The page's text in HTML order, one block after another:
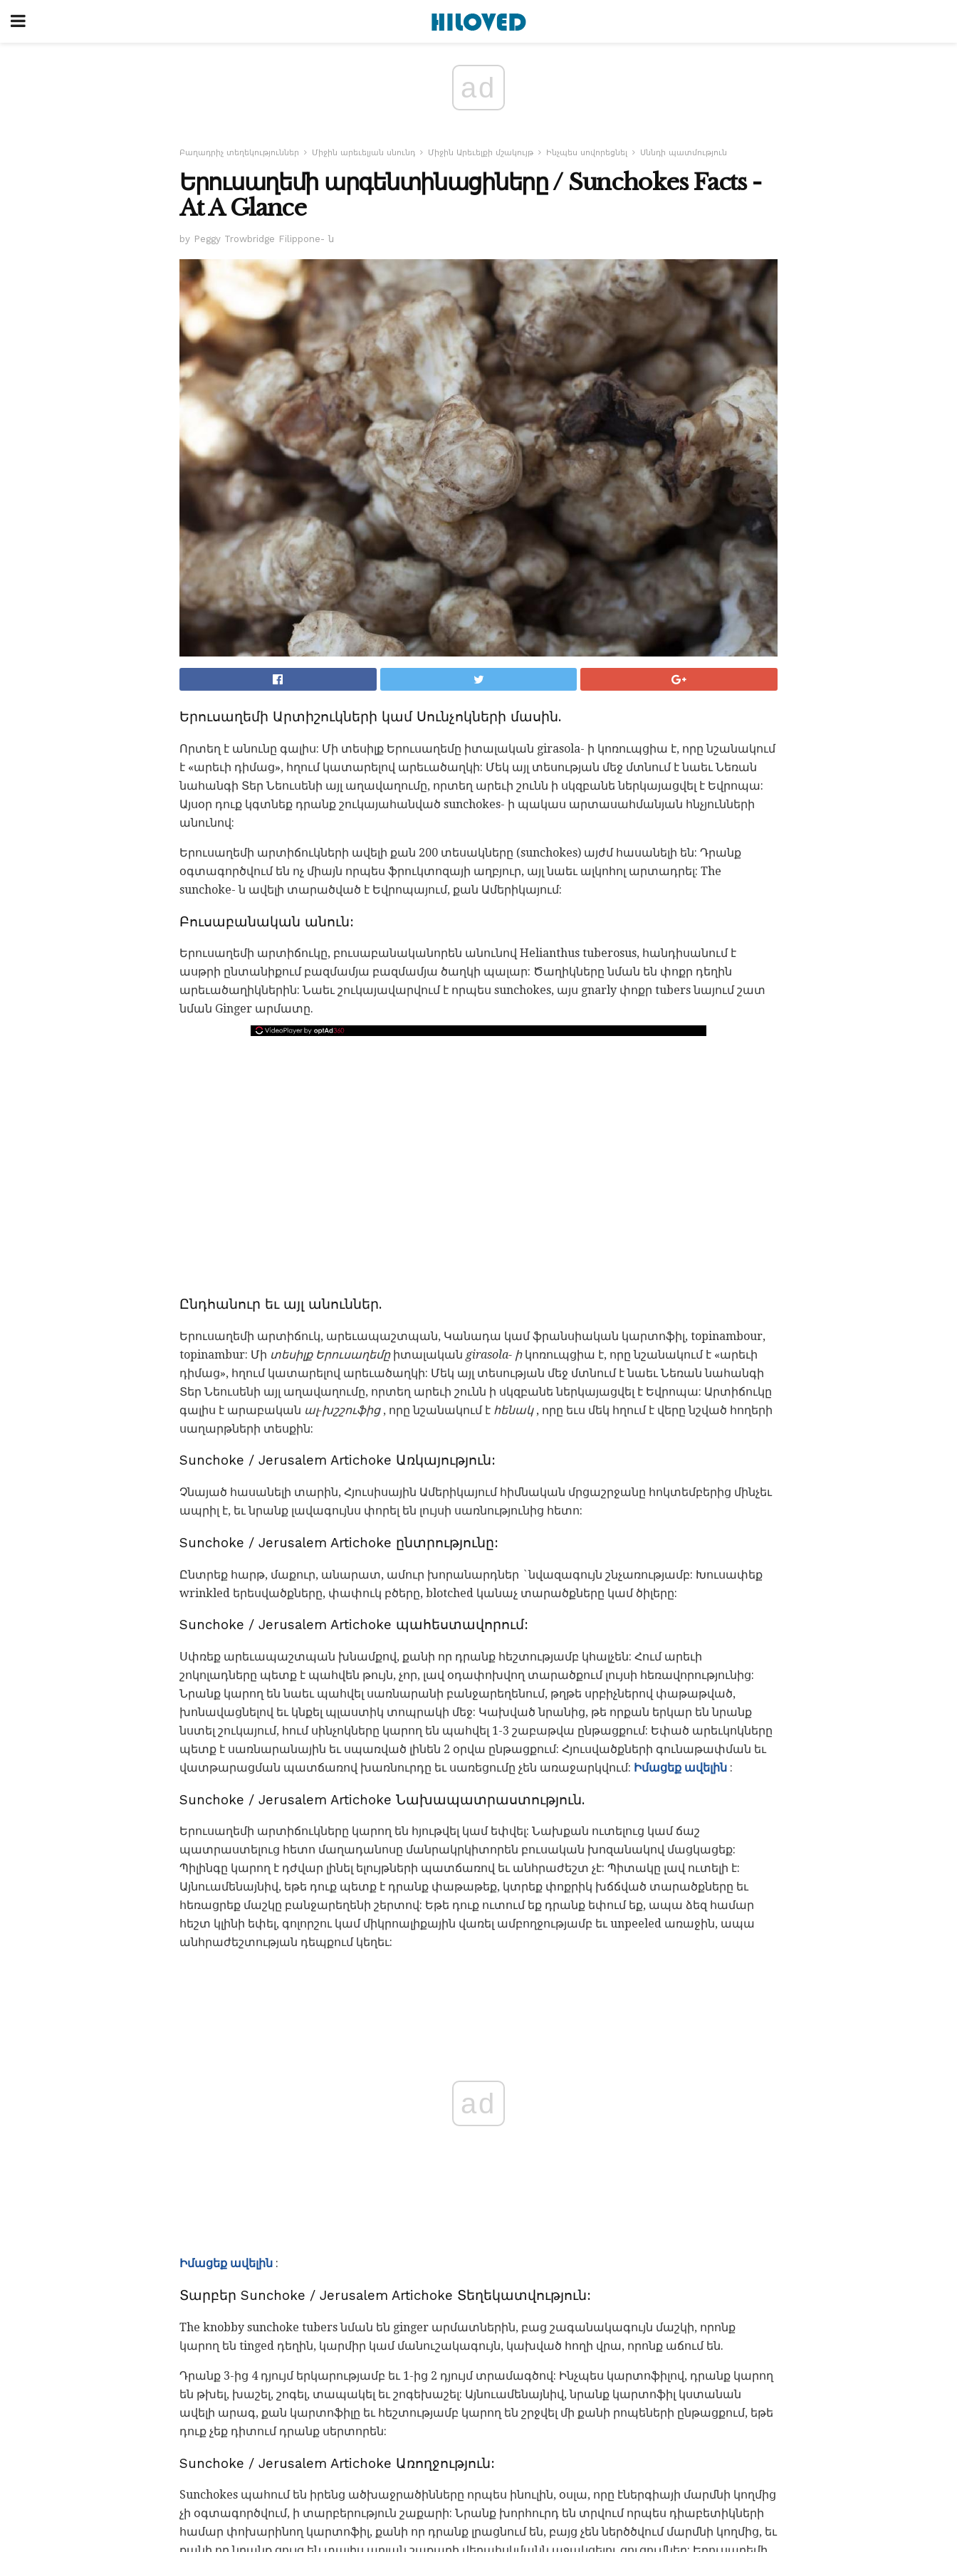
ad
Բաղադրիչ տեղեկություններ Միջին արեւելյան սնունդ Միջին Արեւելքի մշակույթ Ինչպես սովորեցնել Սննդի պատմություն
Երուսաղեմի արգենտինացիները / Sunchokes Facts -
At A Glance
by Peggy Trowbridge Filippone- ն
Երուսաղեմի Արտիշուկների կամ Սունչոկների մասին.
Որտեղ է անունը գալիս: Մի տեսիլք Երուսաղեմը իտալական girasola- ի կոռուպցիա է, որը նշանակում
է «արեւի դիմաց», հղում կատարելով արեւածաղկի: Մեկ այլ տեսության մեջ մտնում է նաեւ Նեռան
նահանգի Տեր Նեուսենի այլ աղավաղումը, որտեղ արեւի շունն ի սկզբանե ներկայացվել է Եվրոպա:
Այսօր դուք կգտնեք դրանք շուկայահանված sunchokes- ի պակաս արտասահմանյան հնչյունների
անունով:
Երուսաղեմի արտիճուկների ավելի քան 200 տեսակները (sunchokes) այժմ հասանելի են: Դրանք
օգտագործվում են ոչ միայն որպես ֆրուկտոզայի աղբյուր, այլ նաեւ ալկոհոլ արտադրել: The
sunchoke- ն ավելի տարածված է Եվրոպայում, քան Ամերիկայում:
Բուսաբանական անուն:
Երուսաղեմի արտիճուկը, բուսաբանականորեն անունով Helianthus tuberosus, հանդիսանում է
ասթրի ընտանիքում բազմամյա բազմամյա ծաղկի պալար: Ծաղիկները նման են փոքր դեղին
արեւածաղիկներին: Նաեւ շուկայավարվում է որպես sunchokes, այս gnarly փոքր tubers նայում շատ
նման Ginger արմատը.
Ընդհանուր եւ այլ անուններ.
Երուսաղեմի արտիճուկ, արեւապաշտպան, Կանադա կամ ֆրանսիական կարտոֆիլ, topinambour,
topinambur: Մի տեսիլք Երուսաղեմըիտալական girasola- իկոռուպցիա է, որը նշանակում է «արեւի
դիմաց», հղում կատարելով արեւածաղկի: Մեկ այլ տեսության մեջ մտնում է նաեւ Նեռան նահանգի
Տեր Նեուսենի այլ աղավաղումը, որտեղ արեւի շունն ի սկզբանե ներկայացվել է Եվրոպա: Արտիճուկը
գալիս է արաբական ալ-խշշուֆից, որը նշանակում է հենակ, որը եւս մեկ հղում է վերը նշված հողերի
սաղարթների տեսքին:
Sunchoke / Jerusalem Artichoke Առկայություն:
Չնայած հասանելի տարին, Հյուսիսային Ամերիկայում հիմնական մրցաշրջանը հոկտեմբերից մինչեւ
ապրիլ է, եւ նրանք լավագույնս փորել են լույսի սառնությունից հետո:
Sunchoke / Jerusalem Artichoke ընտրությունը:
Ընտրեք հարթ, մաքուր, անարատ, ամուր խորանարդներ `նվազագույն շնչառությամբ: Խուսափեք
wrinkled երեսվածքները, փափուկ բծերը, blotched կանաչ տարածքները կամ ծիլերը:
Sunchoke / Jerusalem Artichoke պահեստավորում:
Սփռեք արեւապաշտպան խնամքով, քանի որ դրանք հեշտությամբ կհալչեն: Հում արեւի
շոկոլադները պետք է պահվեն թույն, չոր, լավ օդափոխվող տարածքում լույսի հեռավորությունից:
Նրանք կարող են նաեւ պահվել սառնարանի բանջարեղենում, թղթե սրբիչներով փաթաթված,
խոնավացնելով եւ կնքել պլաստիկ տոպրակի մեջ: Կախված նրանից, թե որքան երկար են նրանք
նստել շուկայում, հում սինչոկները կարող են պահվել 1-3 շաբաթվա ընթացքում: Եփած արեւկոկները
պետք է սառնարանային եւ սպառված լինեն 2 օրվա ընթացքում: Հյուսվածքների գունաթափման եւ
վատթարացման պատճառով խառնուրդը եւ սառեցումը չեն առաջարկվում: Իմացեք ավելին :
Sunchoke / Jerusalem Artichoke Նախապատրաստություն.
Երուսաղեմի արտիճուկները կարող են հյութվել կամ եփվել: Նախքան ուտելուց կամ ճաշ
պատրաստելուց հետո մաղադանոսը մանրակրկիտորեն բուսական խոզանակով մացկացեք:
Պիլինգը կարող է դժվար լինել ելույթների պատճառով եւ անհրաժեշտ չէ: Պիտակը լավ ուտելի է:
Այնուամենայնիվ, եթե դուք պետք է դրանք փաթաթեք, կտրեք փոքրիկ խճճված տարածքները եւ
հեռացրեք մաշկը բանջարեղենի շերտով: Եթե ​​դուք ուտում եք դրանք եփում եք, ապա ձեզ համար
հեշտ կլինի եփել, գոլորշու կամ միկրոալիքային վառել ամբողջությամբ եւ unpeeled առաջին, ապա
անհրաժեշտության դեպքում կեղեւ:
ad
Իմացեք ավելին :
Տարբեր Sunchoke / Jerusalem Artichoke Տեղեկատվություն:
The knobby sunchoke tubers նման են ginger արմատներին, բաց շագանակագույն մաշկի, որոնք
կարող են tinged դեղին, կարմիր կամ մանուշակագույն, կախված հողի վրա, որոնք աճում են.
Դրանք 3-ից 4 դյույմ երկարությամբ եւ 1-ից 2 դյույմ տրամագծով: Ինչպես կարտոֆիլով, դրանք կարող
են թխել, խաշել, շոգել, տապակել եւ շոգեխաշել: Այնուամենայնիվ, նրանք կարտոֆիլ կստանան
ավելի արագ, քան կարտոֆիլը եւ հեշտությամբ կարող են շրջվել մի քանի րոպեների ընթացքում, եթե
դուք չեք դիտում դրանք սերտորեն:
Sunchoke / Jerusalem Artichoke Առողջություն:
Sunchokes պահում են իրենց ածխաջրածինները որպես ինուլին, օսլա, որը էներգիայի մարմնի կողմից
չի օգտագործվում, ի տարբերություն շաքարի: Նրանք խորհուրդ են տրվում որպես դիաբետիկների
համար փոխարինող կարտոֆիլ, քանի որ դրանք լրացնում են, բայց չեն ներծծվում մարմնի կողմից, եւ